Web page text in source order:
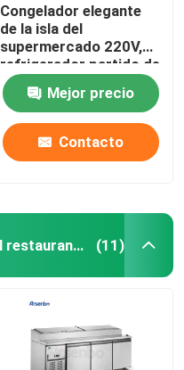
Congelador elegante
de la isla del
supermercado 220V,
refrigerador partido de
la exhibición de los
mariscos del estilo
Mejor precio
Contacto
Refrigerador comercial del restaurante (11)